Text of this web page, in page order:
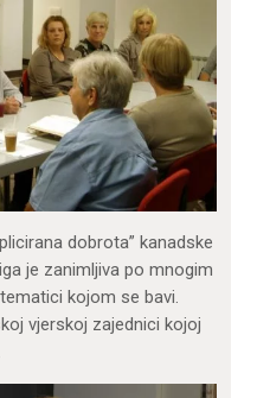
dobrota” kanadske
je zanimljiva po mnogim
kojom se bavi.
vjerskoj zajednici kojoj